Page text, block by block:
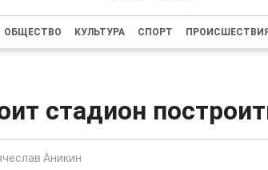
ОБЩЕСТВО КУЛЬТУРА СПОРТ ПРОИСШЕСТВИЯ
стадион
Аникин